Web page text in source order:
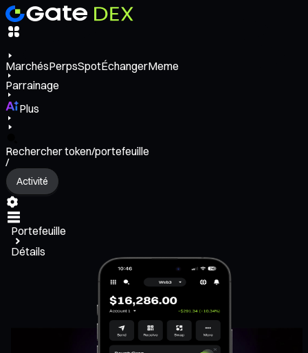
MarchésPerpsSpotÉchangerMeme
Parrainage
Plus
Rechercher token/portefeuille
/
Activité
Portefeuille
Détails